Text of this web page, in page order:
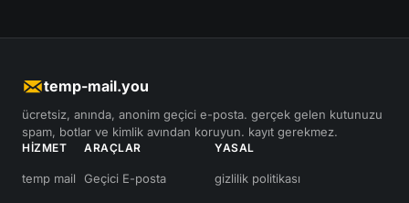
temp-mail.you
ücretsiz, anında, anonim geçici e-posta. gerçek gelen kutunuzu
spam, botlar ve kimlik avından koruyun. kayıt gerekmez.
HIZMET
temp mail
ARAÇLAR
Geçici E-posta
YASAL
gizlilik politikası